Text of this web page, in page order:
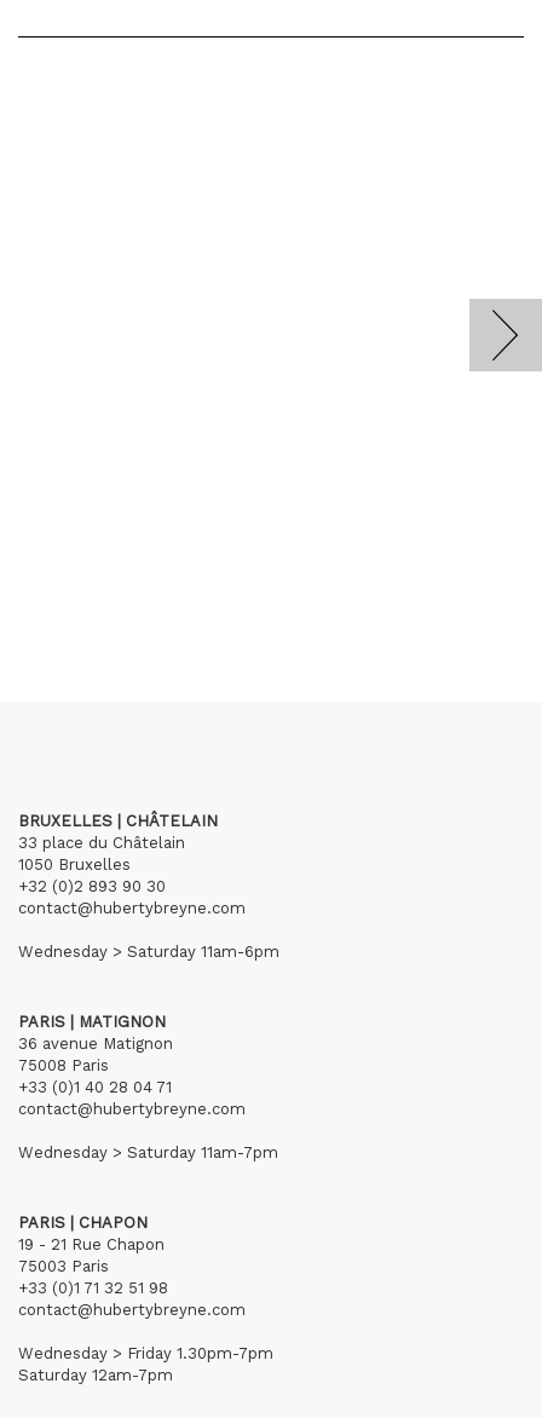
BRUXELLES | CHÂTELAIN
33 place du Châtelain
1050 Bruxelles
+32 (0)2 893 90 30
contact@hubertybreyne.com
Wednesday > Saturday 11am-6pm
PARIS | MATIGNON
36 avenue Matignon
75008 Paris
+33 (0)1 40 28 04 71
contact@hubertybreyne.com
Wednesday > Saturday 11am-7pm
PARIS | CHAPON
19 - 21 Rue Chapon
75003 Paris
+33 (0)1 71 32 51 98
contact@hubertybreyne.com
Wednesday > Friday 1.30pm-7pm
Saturday 12am-7pm